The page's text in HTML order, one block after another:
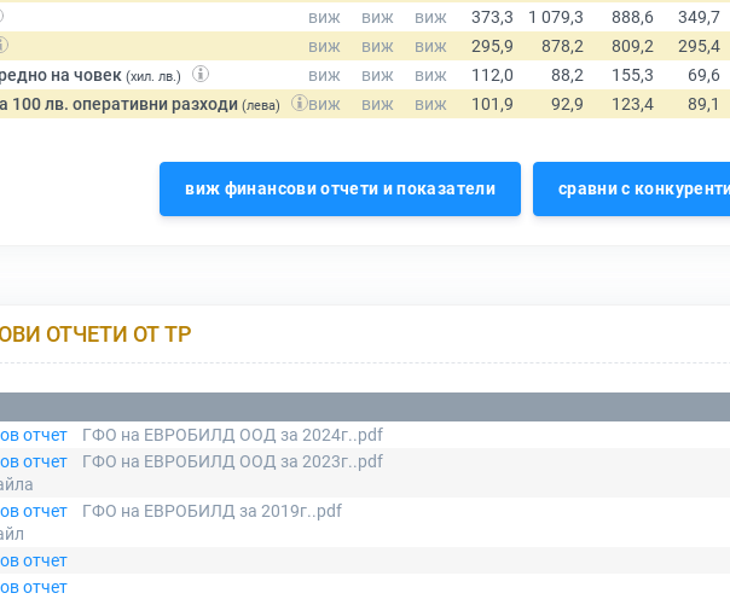
на човек (хил. лв.)
100 лв. оперативни разходи (лева)
виж финансови отчети и показатели сравни с
ОТЧЕТИ ОТ ТР
отчет
ГФО на ЕВРОБИЛД ООД за 2024г..pdf
отчет
ГФО на ЕВРОБИЛД ООД за 2023г..pdf
отчет
ГФО на ЕВРОБИЛД за 2019г..pdf
отчет
отчет